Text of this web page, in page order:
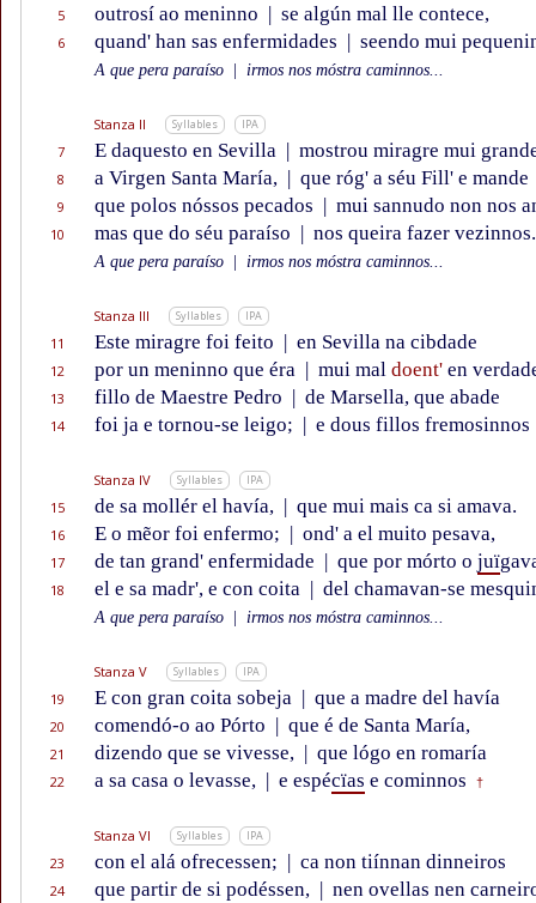
5 outrosí ao meninno | se algún mal lle contece,
6 quand' han sas enfermidades | seendo mui
A que pera paraíso irmos nos móstra caminnos...
Stanza II Syllables IPA
7 E daquesto en Sevilla | mostrou miragre mui
8 a Virgen Santa María, | que róg' a séu Fill' e mande
9 que polos nóssos pecados | mui sannudo non nos
10 mas que do séu paraíso | nos queira fazer vezinnos.
A que pera paraíso irmos nos móstra caminnos...
Stanza III Syllables IPA
11 Este miragre foi feito | en Sevilla na cibdade
12 por un meninno que éra | mui mal doent' en
13 fillo de Maestre Pedro | de Marsella, que abade
14 foi ja e tornou-se leigo; | e dous fillos fremosinnos
Stanza IV Syllables IPA
15 de sa mollér el havía, | que mui mais ca si amava.
16 E o mẽor foi enfermo; | ond' a el muito pesava,
17 de tan grand' enfermidade | que por mórto o juï
18 el e sa madr', e con coita | del chamavan-se
A que pera paraíso irmos nos móstra caminnos...
Stanza V Syllables IPA
19 E con gran coita sobeja | que a madre del havía
20 comendó-o ao Pórto | que é de Santa María,
21 dizendo que se vivesse, | que lógo en romaría
22 a sa casa o levasse, | e espécïas e cominnos †
Stanza VI Syllables IPA
23 con el alá ofrecessen; | ca non tiínnan dinneiros
24 que partir de si podéssen, | nen ovellas nen